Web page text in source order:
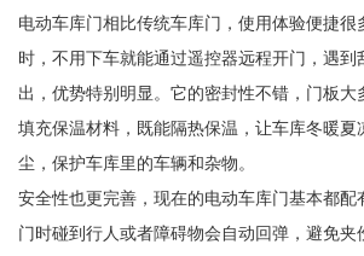
电动车库门相比传统车库门，使用体验便捷很
时，不用下车就能通过遥控器远程开门，遇到
出，优势特别明显。它的密封性不错，门板大
填充保温材料，既能隔热保温，让车库冬暖夏
尘，保护车库里的车辆和杂物。
安全性也更完善，现在的电动车库门基本都配
门时碰到行人或者障碍物会自动回弹，避免夹